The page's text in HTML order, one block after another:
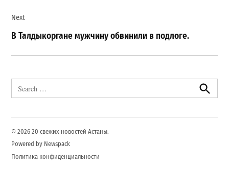
Next
В Талдыкоргане мужчину обвинили в подлоге.
for:
Search
© 2026 20 свежих новостей Астаны.
Powered by Newspack
Политика конфиденциальности